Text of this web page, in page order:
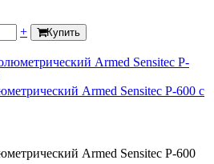
+ Купить
Armed Sensitec P-600 с
Armed Sensitec P-600